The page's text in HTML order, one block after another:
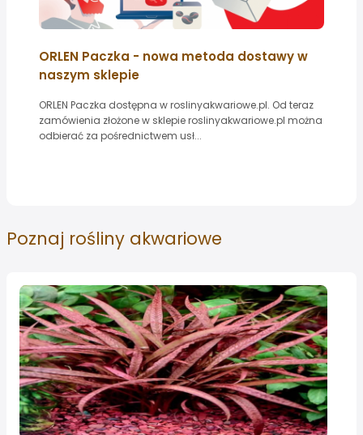
ORLEN Paczka - nowa metoda dostawy w
naszym sklepie
ORLEN Paczka dostępna w roslinyakwariowe.pl. Od teraz
zamówienia złożone w sklepie roslinyakwariowe.pl można
odbierać za pośrednictwem usł...
Poznaj rośliny akwariowe